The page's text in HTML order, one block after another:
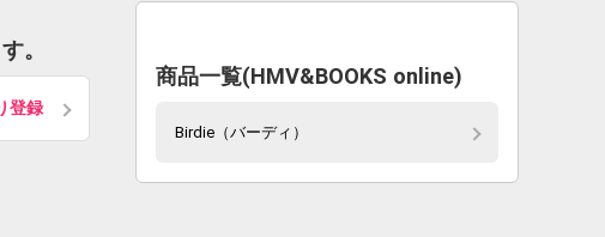
。
登録
商品一覧(HMV&BOOKS online)
Birdie（バーディ）